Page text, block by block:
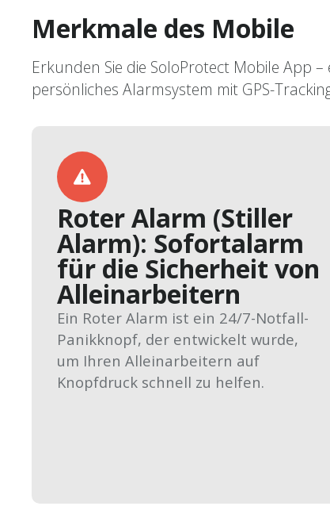
Merkmale des Mobile
Erkunden Sie die SoloProtect Mobile App
persönliches Alarmsystem mit GPS-
Roter Alarm (Stiller
Alarm): Sofortalarm
für die Sicherheit von
Alleinarbeitern
Ein Roter Alarm ist ein 24/7-Notfall-
Panikknopf, der entwickelt wurde,
um Ihren Alleinarbeitern auf
Knopfdruck schnell zu helfen.